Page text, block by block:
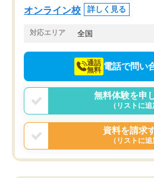
つ成績も上がり、苦手意識も無くな
てきたので、さらに苦手な数学も追
でお願いしました。来年の高校受験
オンライン校 詳しく見る
対応エリア 全国
通話
無料 電話で問い
無料体験を申
（リストに追
資料を請求
（リストに追